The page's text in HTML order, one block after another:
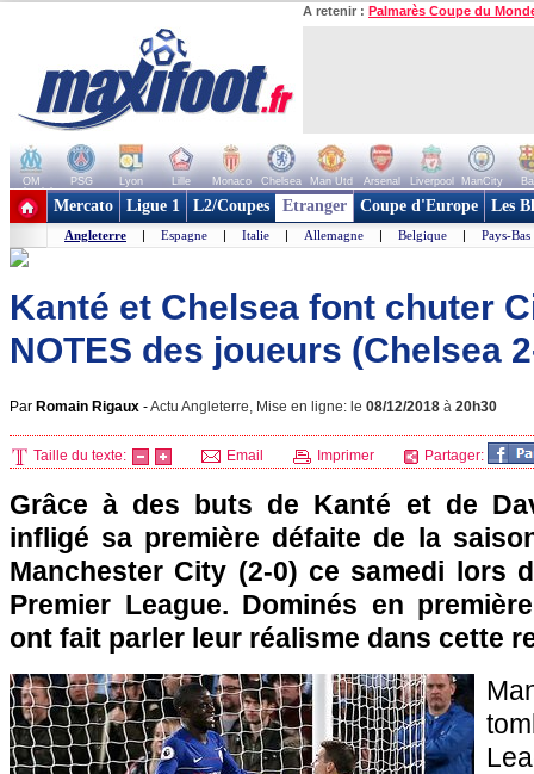
A retenir : Palmarès Coupe du
OM PSG Lyon Lille Monaco Chelsea Man Utd Arsenal Liverpool ManCity
+ de clubs
Mercato Ligue 1 L2/Coupes Etranger Coupe d'Europe Les
Angleterre | Espagne | Italie | Allemagne | Belgique | Pays-Bas
Kanté et Chelsea font chuter
NOTES des joueurs (Chelsea
Par Romain Rigaux -Actu Angleterre, Mise en ligne: le 08/12/2018 à 20h30
Taille du texte: Email Imprimer Partager:
Grâce à des buts de Kanté et de
infligé sa première défaite de la
Manchester City (2-0) ce samedi lors
Premier League. Dominés en
ont fait parler leur réalisme dans cette